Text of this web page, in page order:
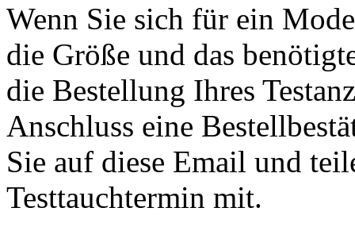
Wenn Sie sich für ein
die Größe und das
die Bestellung Ihres
Anschluss eine
Sie auf diese Email und
Testtauchtermin mit.